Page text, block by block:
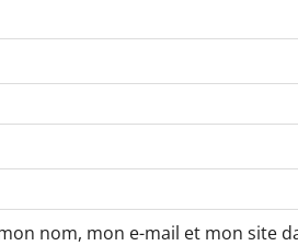
nom, mon e-mail et mon site